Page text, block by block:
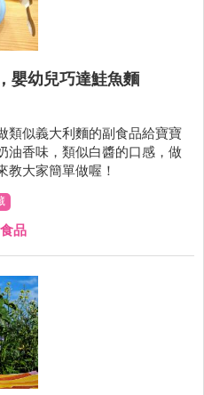
嬰幼兒巧達鮭魚麵
類似義大利麵的副食品給寶寶
油香味，類似白醬的口感，做
教大家簡單做喔！
品